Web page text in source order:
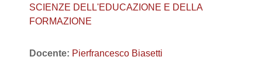
SCIENZE DELL'EDUCAZIONE E DELLA
FORMAZIONE
Docente: Pierfrancesco Biasetti